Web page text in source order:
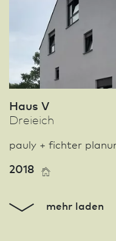
Haus V
Dreieich
pauly + fichter
2018
mehr laden